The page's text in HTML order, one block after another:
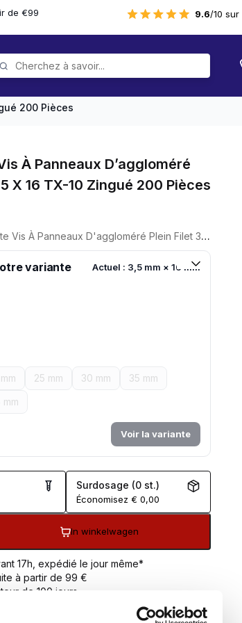
de €99 9.6/10 sur
200 Pièces
À Panneaux D’aggloméré
X 16 TX-10 Zingué 200 Pièces
À Panneaux D'aggloméré Plein Filet 3,5 X 16 TX-10 Zingué 200 Pièces
variante Actuel : 3,5 mm × 16 mm
25 mm 30 mm
35 mm
mm
Voir la variante
Surdosage (0 st.)
Économisez € 0,00
In winkelwagen
17h, expédié le jour même*
à partir de 99 €
de 100 jours